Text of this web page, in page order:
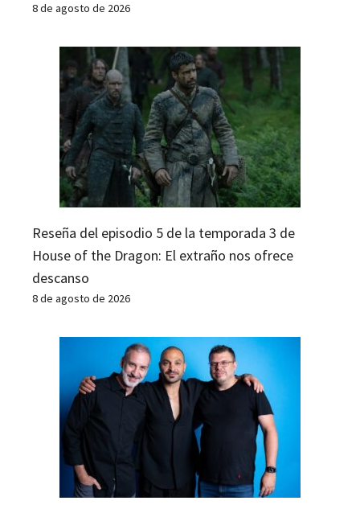
8 de agosto de 2026
Reseña del episodio 5 de la temporada 3 de
House of the Dragon: El extraño nos ofrece
descanso
8 de agosto de 2026